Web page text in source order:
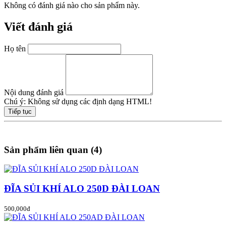
Không có đánh giá nào cho sản phẩm này.
Viết đánh giá
Họ tên
Nội dung đánh giá
Chú ý: Không sử dụng các định dạng HTML!
Tiếp tục
Sản phẩm liên quan (4)
ĐĨA SỦI KHÍ ALO 250D ĐÀI LOAN
500,000đ